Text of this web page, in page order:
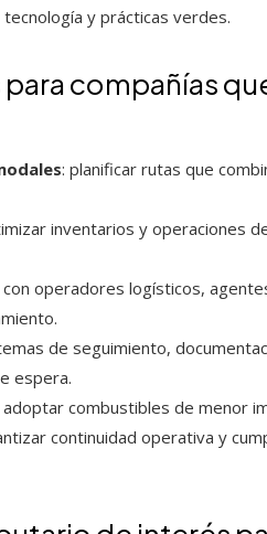
y prácticas verdes.
compañías
: planificar rutas que
inventarios y operaciones
con operadores logísticos,
de seguimiento,
espera.
adoptar combustibles de menor
continuidad operativa y